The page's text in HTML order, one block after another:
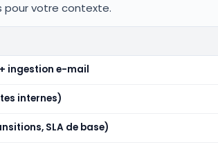
pour votre contexte.
ingestion e-mail
internes)
SLA de base)